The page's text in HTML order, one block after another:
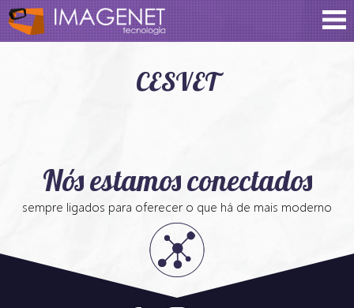
CESVET
Nós estamos conectados
sempre ligados para oferecer o que há de mais moderno